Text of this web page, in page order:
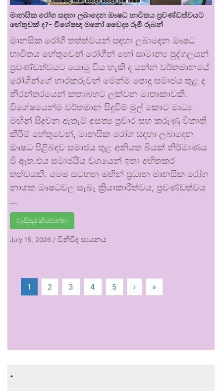
මානසික රෝග සඳහා ලබාදෙන ඖෂධ භාවිතය ප්‍රචණ්ඩත්වයට
හේතුවක් ද?- විශේෂඥ මනෝ වෛද්‍ය රූමි රූබන්
මානසික රෝගී තත්ත්වයන් සඳහා ලබාදෙන ඖෂධ
භාවිතය හේතුවෙන් රෝගීන් හෝ සාමාන්‍ය පුද්ගලයන්
ප්‍රචණ්ඩත්වයට යොමු විය හැකි ද යන්න වර්තමානයේ
රෝගීන්ගේ භාරකරුවන් මෙන්ම පොදු සමාජය තුළ ද
නිරන්තරයෙන් කතාබහට ලක්වන මාතෘකාවකි.
විශේෂයෙන්ම වර්තමාන සිදුවීම් මුල් කොට මාධ්‍ය
මඟින් සිදුවන ඇතැම් අසත්‍ය ප්‍රචාර සහ කරුණු විකෘති
කිරීම් හේතුවෙන්, මානසික රෝග සඳහා ලබාදෙන
ඖෂධ පිළිබඳව සමාජය තුළ අනියත බියක් නිර්මාණය
වී ඇත.එය සමාජයීය වශයෙන් ඉතා අහිතකර
තත්වයකි. මෙම සටහන මඟින් ප්‍රධාන මානසික රෝග
නාශක ඖෂධවල සැබෑ ක්‍රියාකාරීත්වය, ප්‍රචණ්ඩත්වය
…
වැඩිපුර කියවන්න
July 15, 2026 / විනිවිද සායනය
1 2 3 4 5 › »
.